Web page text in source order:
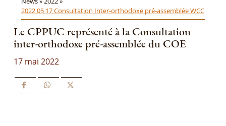
2022 05 17 Consultation Inter-orthodoxe pré-assemblée WCC
Le CPPUC représenté à la Consultation
inter-orthodoxe pré-assemblée du COE
17 mai 2022